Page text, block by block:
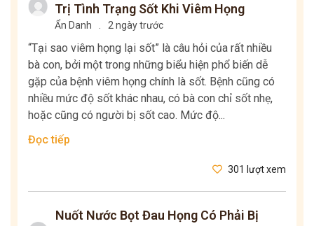
Trị Tình Trạng Sốt Khi Viêm Họng
Ẩn Danh 2 ngày trước
“Tại sao viêm họng lại sốt” là câu hỏi của rất nhiều
bà con, bởi một trong những biểu hiện phổ biến dễ
gặp của bệnh viêm họng chính là sốt. Bệnh cũng có
nhiều mức độ sốt khác nhau, có bà con chỉ sốt nhẹ,
hoặc cũng có người bị sốt cao. Mức độ...
Đọc tiếp
301 lượt xem
Nuốt Nước Bọt Đau Họng Có Phải Bị